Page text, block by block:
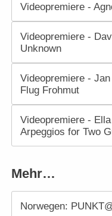
Videopremiere -
Videopremiere -
Unknown
Videopremiere -
Flug Frohmut
Videopremiere -
Arpeggios for Two
Mehr…
Norwegen: